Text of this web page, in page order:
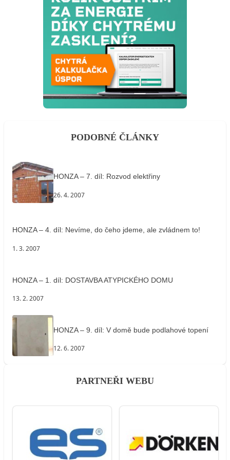
PODOBNÉ ČLÁNKY
HONZA – 7. díl: Rozvod elektřiny
26. 4. 2007
HONZA – 4. díl: Nevíme, do čeho jdeme, ale zvládnem to!
1. 3. 2007
HONZA – 1. díl: DOSTAVBA ATYPICKÉHO DOMU
13. 2. 2007
HONZA – 9. díl: V domě bude podlahové topení
12. 6. 2007
PARTNEŘI WEBU